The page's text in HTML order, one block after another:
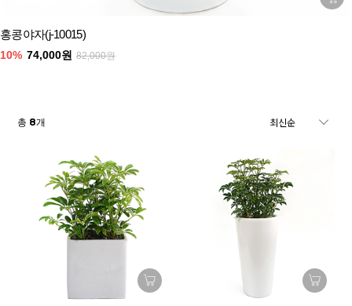
홍콩야자(j-10015)
10% 74,000원 82,000원
총 8개